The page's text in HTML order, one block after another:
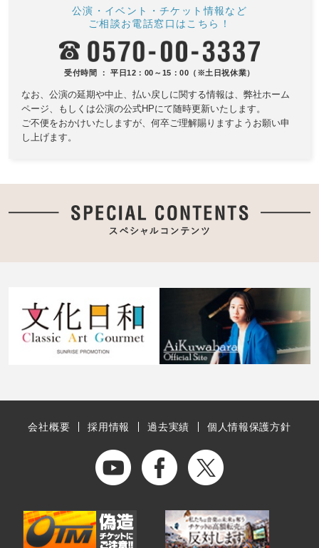
公演・イベント・チケット情報など
ご相談お電話窓口はこちら！
受付時間 ： 平日12：00～15：00（※土日祝休業）
なお、公演の延期や中止、払い戻しに関する情報は、 弊社ホーム
ページ、もしくは公演の公式HPにて随時更新いたします。
ご不便をおかけいたしますが、何卒ご理解賜りますようお願い申
し上げます。
会社概要 採用情報 過去実績 個人情報保護方針